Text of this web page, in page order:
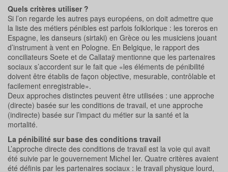
Quels critères utiliser ?
Si l’on regarde les autres pays européens, on doit admettre que
la liste des métiers pénibles est parfois folklorique : les toreros en
Espagne, les danseurs (sirtaki) en Grèce ou les musiciens jouant
d’instrument à vent en Pologne. En Belgique, le rapport des
conciliateurs Soete et de Callataÿ mentionne que les partenaires
sociaux s’accordent sur le fait que «les éléments de pénibilité
doivent être établis de façon objective, mesurable, contrôlable et
facilement enregistrable».
Deux approches distinctes peuvent être utilisées : une approche
(directe) basée sur les conditions de travail, et une approche
(indirecte) basée sur l’impact du métier sur la santé et la
mortalité.
La pénibilité sur base des conditions travail
L’approche directe des conditions de travail est la voie qui avait
été suivie par le gouvernement Michel Ier. Quatre critères avaient
été définis par les partenaires sociaux : le travail physique lourd,